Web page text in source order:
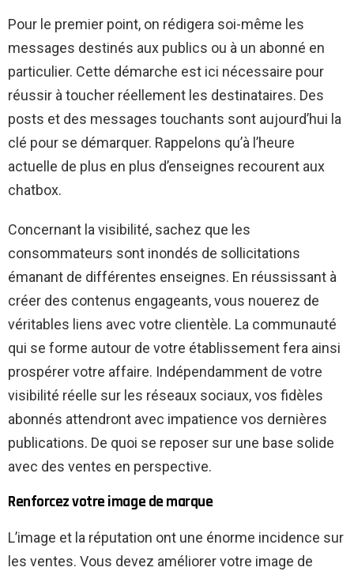
Pour le premier point, on rédigera soi-même les
messages destinés aux publics ou à un abonné en
particulier. Cette démarche est ici nécessaire pour
réussir à toucher réellement les destinataires. Des
posts et des messages touchants sont aujourd’hui la
clé pour se démarquer. Rappelons qu’à l’heure
actuelle de plus en plus d’enseignes recourent aux
chatbox.
Concernant la visibilité, sachez que les
consommateurs sont inondés de sollicitations
émanant de différentes enseignes. En réussissant à
créer des contenus engageants, vous nouerez de
véritables liens avec votre clientèle. La communauté
qui se forme autour de votre établissement fera ainsi
prospérer votre affaire. Indépendamment de votre
visibilité réelle sur les réseaux sociaux, vos fidèles
abonnés attendront avec impatience vos dernières
publications. De quoi se reposer sur une base solide
avec des ventes en perspective.
Renforcez votre image de marque
L’image et la réputation ont une énorme incidence sur
les ventes. Vous devez améliorer votre image de